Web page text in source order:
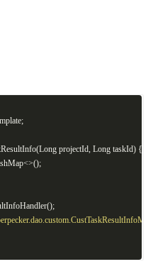
projectId, Long taskId) {